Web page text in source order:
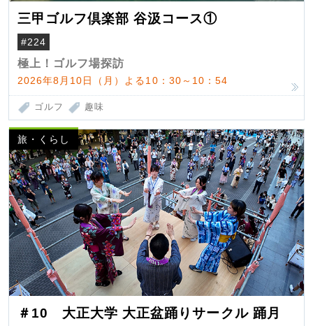
三甲ゴルフ倶楽部 谷汲コース①
#224
極上！ゴルフ場探訪
2026年8月10日（月）よる10：30～10：54
ゴルフ 趣味
旅・くらし
＃10 大正大学 大正盆踊りサークル 踊月